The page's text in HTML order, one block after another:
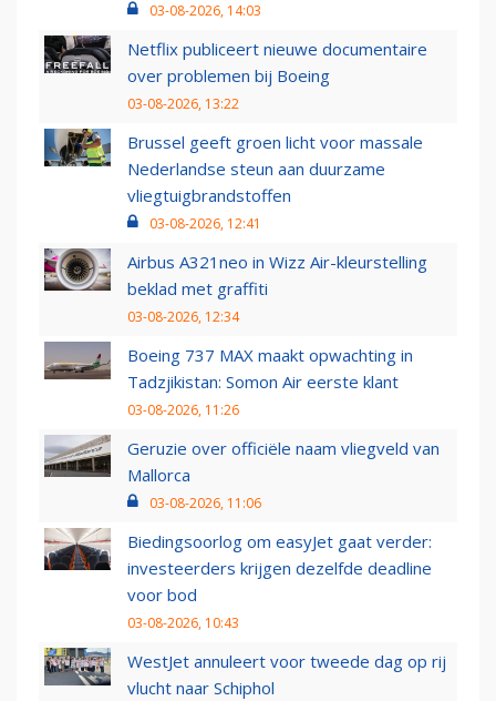
03-08-2026, 14:03
Netflix publiceert nieuwe documentaire
over problemen bij Boeing
03-08-2026, 13:22
Brussel geeft groen licht voor massale
Nederlandse steun aan duurzame
vliegtuigbrandstoffen
03-08-2026, 12:41
Airbus A321neo in Wizz Air-kleurstelling
beklad met graffiti
03-08-2026, 12:34
Boeing 737 MAX maakt opwachting in
Tadzjikistan: Somon Air eerste klant
03-08-2026, 11:26
Geruzie over officiële naam vliegveld van
Mallorca
03-08-2026, 11:06
Biedingsoorlog om easyJet gaat verder:
investeerders krijgen dezelfde deadline
voor bod
03-08-2026, 10:43
WestJet annuleert voor tweede dag op rij
vlucht naar Schiphol